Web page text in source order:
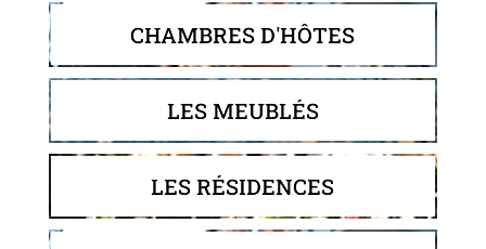
CHAMBRES D'HÔTES
LES MEUBLÉS
LES RÉSIDENCES